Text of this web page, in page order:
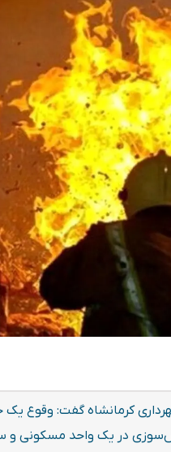
کرمانشاه گفت: وقوع یک
در یک واحد مسکونی و